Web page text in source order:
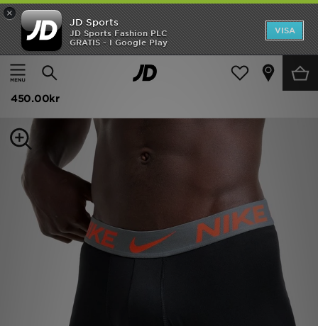
×
JD Sports
JD Sports Fashion PLC
GRATIS - I Google Play
VISA
Hem
Herr Herraccessoarer Underkläder
Nike 3-Pack Micro Boxers
450.00kr
Hem
Rea
Herr
Dam
Barn
Varumärken